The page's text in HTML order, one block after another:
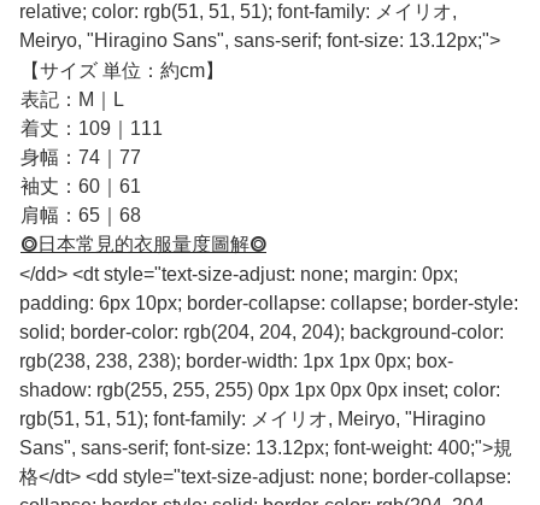
relative; color: rgb(51, 51, 51); font-family: メイリオ,
Meiryo, "Hiragino Sans", sans-serif; font-size: 13.12px;">
【サイズ 単位：約cm】
表記：M｜L
着丈：109｜111
身幅：74｜77
袖丈：60｜61
肩幅：65｜68
⭗日本常見的衣服量度圖解⭗
</dd> <dt style="text-size-adjust: none; margin: 0px;
padding: 6px 10px; border-collapse: collapse; border-style:
solid; border-color: rgb(204, 204, 204); background-color:
rgb(238, 238, 238); border-width: 1px 1px 0px; box-
shadow: rgb(255, 255, 255) 0px 1px 0px 0px inset; color:
rgb(51, 51, 51); font-family: メイリオ, Meiryo, "Hiragino
Sans", sans-serif; font-size: 13.12px; font-weight: 400;">規
格</dt> <dd style="text-size-adjust: none; border-collapse: